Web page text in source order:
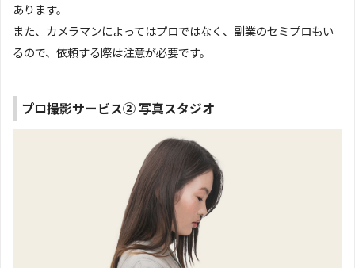
あります。
また、カメラマンによってはプロではなく、副業のセミプロもい
るので、依頼する際は注意が必要です。
プロ撮影サービス② 写真スタジオ